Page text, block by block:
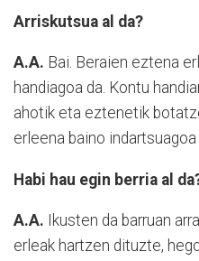
Arriskutsua al da?
A.A. Bai. Beraien eztena
handiagoa da. Kontu
ahotik eta eztenetik
erleena baino indartsuagoa
Habi hau egin berria al
A.A. Ikusten da barruan
erleak hartzen dituzte,